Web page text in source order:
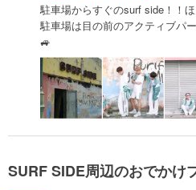
駐車場からすぐのsurf side！！
駐車場は目の前のアクティブパ
🚙
SURF SIDE周辺のおでかけ